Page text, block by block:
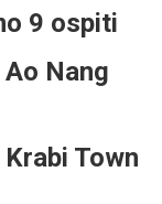
9 ospiti
Nang
Town